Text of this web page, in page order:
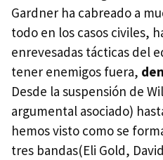
Gardner ha cabreado a
todo en los casos civiles,
enrevesadas tácticas del
tener enemigos fuera,
Desde la suspensión de
argumental asociado)
hemos visto como se
tres bandas(Eli Gold,